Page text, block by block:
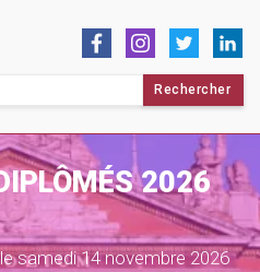
2026
samedi 14 novembre 2026